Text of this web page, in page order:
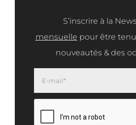
S’inscrire à la
mensuelle pour être
nouveautés & des